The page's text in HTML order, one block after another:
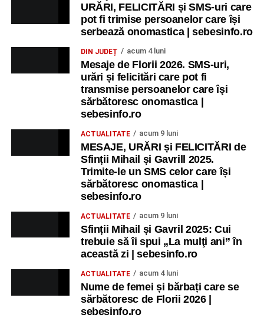
URĂRI, FELICITĂRI și SMS-uri care
pot fi trimise persoanelor care își
serbează onomastica | sebesinfo.ro
DIN JUDEȚ acum 4 luni
Mesaje de Florii 2026. SMS-uri,
urări și felicitări care pot fi
transmise persoanelor care îşi
sărbătoresc onomastica |
sebesinfo.ro
ACTUALITATE acum 9 luni
MESAJE, URĂRI și FELICITĂRI de
Sfinții Mihail și Gavrill 2025.
Trimite-le un SMS celor care își
sărbătoresc onomastica |
sebesinfo.ro
ACTUALITATE acum 9 luni
Sfinții Mihail și Gavril 2025: Cui
trebuie să îi spui „La mulţi ani” în
această zi | sebesinfo.ro
ACTUALITATE acum 4 luni
Nume de femei și bărbați care se
sărbătoresc de Florii 2026 |
sebesinfo.ro